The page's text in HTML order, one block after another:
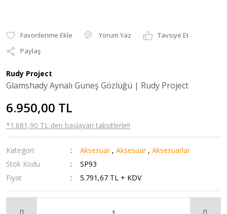
Yorum Yaz
Tavsiye Et
Paylaş
Rudy Project
Glamshady Aynalı Güneş Gözlüğü | Rudy Project
6.950,00 TL
*1.681,90 TL den başlayan taksitlerle!!
Kategori Aksesuar ,Aksesuar ,Aksesuarlar
Stok Kodu
SP93
Fiyat
5.791,67 TL + KDV